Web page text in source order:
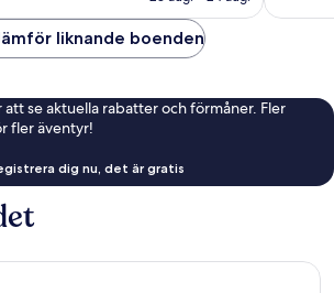
liknande boenden
att se aktuella rabatter och förmåner. Fler
fler äventyr!
dig nu, det är gratis